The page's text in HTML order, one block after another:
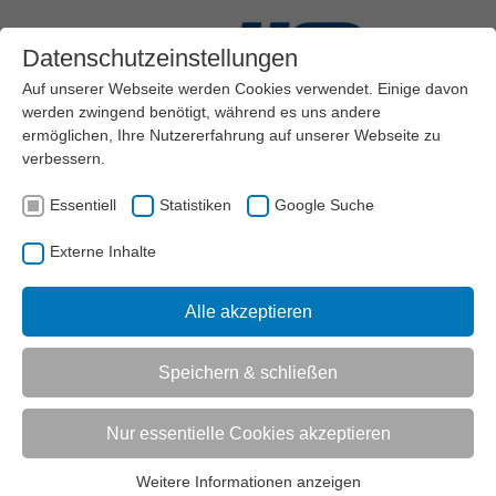
VEREINSMANAGEMENT
UNTERMENÜ
Vorlesen
Informationen zum Readspeaker öffnen
Autor*in: Elmar Lumer...
Datenschutzeinstellungen
Auf unserer Webseite werden Cookies verwendet. Einige davon
werden zwingend benötigt, während es uns andere
ermöglichen, Ihre Nutzererfahrung auf unserer Webseite zu
verbessern.
Essentiell Statistiken Google Suche
Externe Inhalte
Alle akzeptieren
Speichern & schließen
Nur essentielle Cookies akzeptieren
Weitere Informationen anzeigen